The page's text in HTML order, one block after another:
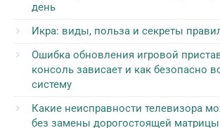
день
Икра: виды, польза и секреты
Ошибка обновления игровой
консоль зависает и как безопасно
систему
Какие неисправности телевизора
без замены дорогостоящей матрицы